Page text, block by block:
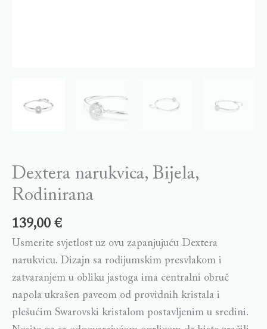
Dextera narukvica, Bijela,
Rodinirana
139,00 €
Usmerite svjetlost uz ovu zapanjujuću Dextera
narukvicu. Dizajn sa rodijumskim presvlakom i
zatvaranjem u obliku jastoga ima centralni obruč
napola ukrašen paveom od providnih kristala i
plešućim Swarovski kristalom postavljenim u sredini.